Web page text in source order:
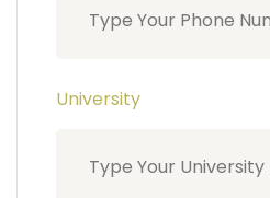
University